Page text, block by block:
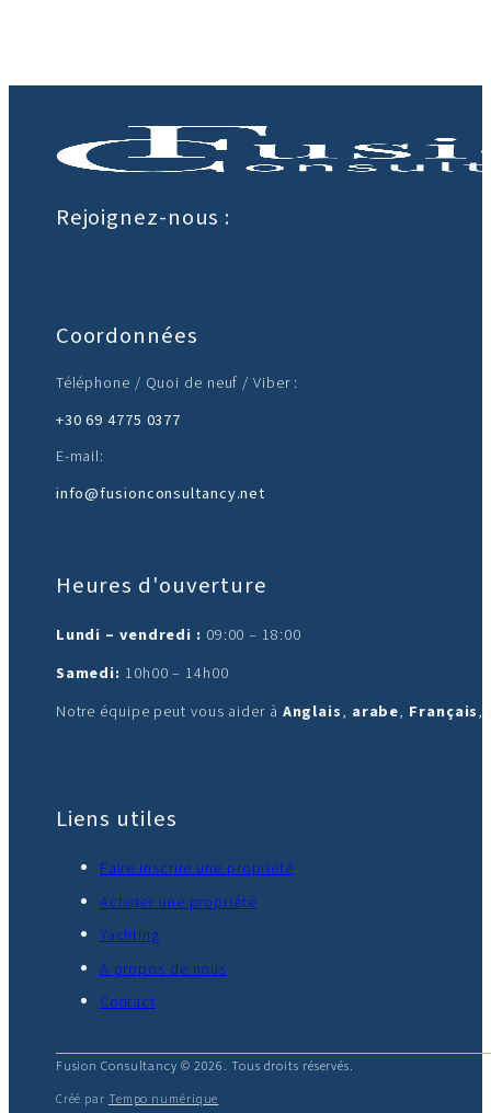
Rejoignez-nous :
Coordonnées
Téléphone / Quoi de neuf / Viber :
+30 69 4775 0377
E-mail:
info@fusionconsultancy.net
Heures d'ouverture
Lundi – vendredi : 09:00 – 18:00
Samedi: 10h00 – 14h00
Notre équipe peut vous aider à Anglais, arabe, Français,
Liens utiles
Faire inscrire une propriété
Acheter une propriété
Yachting
À propos de nous
Contact
Fusion Consultancy © 2026. Tous droits réservés.
Créé par Tempo numérique